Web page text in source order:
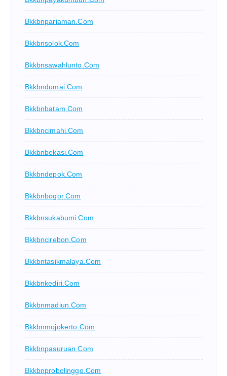
Bkkbnpariaman.com
Bkkbnsolok.com
Bkkbnsawahlunto.com
Bkkbndumai.com
Bkkbnbatam.com
Bkkbncimahi.com
Bkkbnbekasi.com
Bkkbndepok.com
Bkkbnbogor.com
Bkkbnsukabumi.com
Bkkbncirebon.com
Bkkbntasikmalaya.com
Bkkbnkediri.com
Bkkbnmadiun.com
Bkkbnmojokerto.com
Bkkbnpasuruan.com
Bkkbnprobolinggo.com